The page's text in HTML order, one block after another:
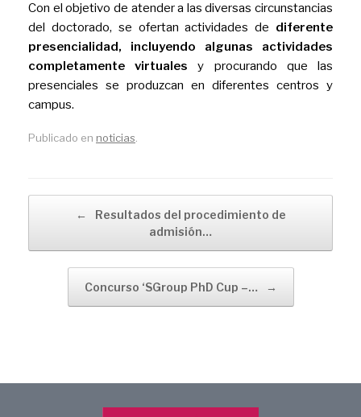
Con el objetivo de atender a las diversas circunstancias
del doctorado, se ofertan actividades de diferente
presencialidad, incluyendo algunas actividades
completamente virtualesy procurando que las
presenciales se produzcan en diferentes centros y
campus.
Publicado en noticias
←
Resultados del procedimiento de
admisión…
Concurso ‘SGroup PhD Cup –… →